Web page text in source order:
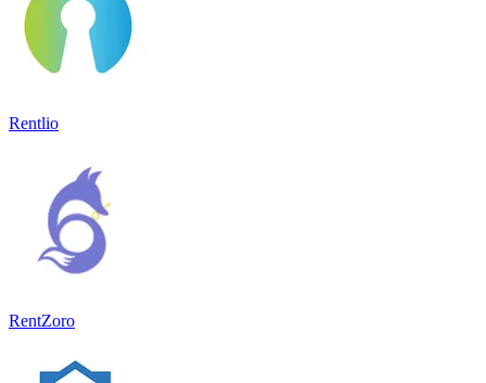
Rentlio
RentZoro